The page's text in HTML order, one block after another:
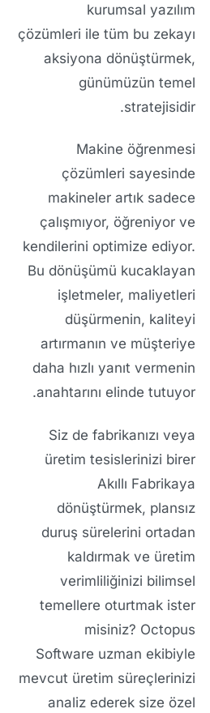
kurumsal yazılım
çözümleri ile tüm bu zekayı
aksiyona dönüştürmek,
günümüzün temel
stratejisidir.
Makine öğrenmesi
çözümleri sayesinde
makineler artık sadece
çalışmıyor, öğreniyor ve
kendilerini optimize ediyor.
Bu dönüşümü kucaklayan
işletmeler, maliyetleri
düşürmenin, kaliteyi
artırmanın ve müşteriye
daha hızlı yanıt vermenin
anahtarını elinde tutuyor.
Siz de fabrikanızı veya
üretim tesislerinizi birer
Akıllı Fabrikaya
dönüştürmek, plansız
duruş sürelerini ortadan
kaldırmak ve üretim
verimliliğinizi bilimsel
temellere oturtmak ister
misiniz? Octopus
Software uzman ekibiyle
mevcut üretim süreçlerinizi
analiz ederek size özel